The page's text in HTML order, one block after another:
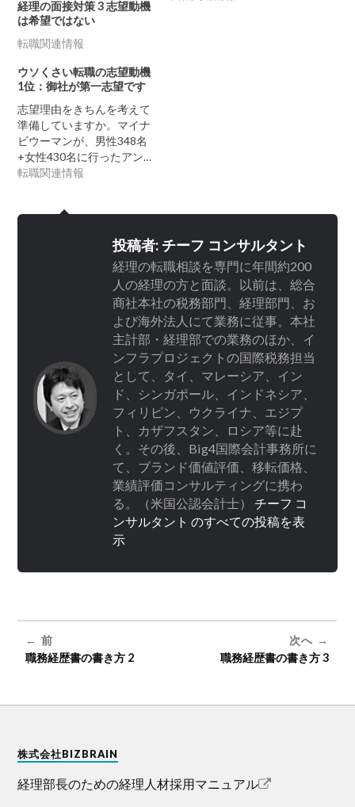
経理の面接対策 3 志望動機
は希望ではない
転職関連情報
ウソくさい転職の志望動機
1位：御社が第一志望です
志望理由をきちんを考えて
準備していますか。マイナ
ビウーマンが、男性348名
+女性430名に行ったアン…
転職関連情報
投稿者: チーフ コンサルタント
経理の転職相談を専門に年間約200
人の経理の方と面談。以前は、総合
商社本社の税務部門、経理部門、お
よび海外法人にて業務に従事。本社
主計部・経理部での業務のほか、イ
ンフラプロジェクトの国際税務担当
として、タイ、マレーシア、イン
ド、シンガポール、インドネシア、
フィリピン、ウクライナ、エジプ
ト、カザフスタン、ロシア等に赴
く。その後、Big4国際会計事務所に
て、ブランド価値評価、移転価格、
業績評価コンサルティングに携わ
る。（米国公認会計士）チーフ コ
ンサルタント のすべての投稿を表
示
前
職務経歴書の書き方 2
次へ
職務経歴書の書き方 3
株式会社BIZBRAIN
経理部長のための経理人材採用マニュアル